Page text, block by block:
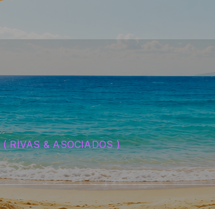
RIVAS & ASOCIADOS )